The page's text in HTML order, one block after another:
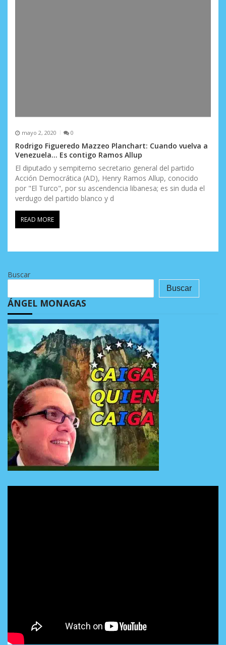
mayo 2, 2020 0
Rodrigo Figueredo Mazzeo Planchart: Cuando vuelva a
Venezuela… Es contigo Ramos Allup
El diputado y sempiterno secretario general del partido
Acción Democrática (AD), Henry Ramos Allup, conocido
por "El Turco", por su ascendencia libanesa; es sin duda el
verdugo del partido blanco y d
READ MORE
Buscar
Buscar
ÁNGEL MONAGAS